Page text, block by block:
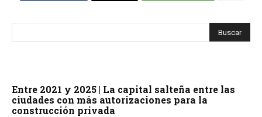
Entre 2021 y 2025 | La capital salteña entre las
ciudades con más autorizaciones para la
construcción privada